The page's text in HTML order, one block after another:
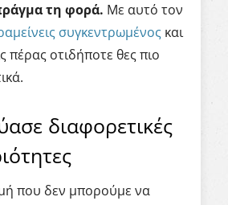
τη φορά. Με αυτό τον
συγκεντρωμένος και
πέρας οτιδήποτε θες πιο
διαφορετικές
που δεν μπορούμε να